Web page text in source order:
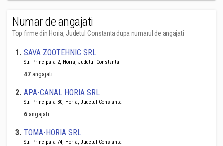
Numar de angajati
Top firme din Horia, Judetul Constanta dupa numarul de angajati
1. SAVA ZOOTEHNIC SRL
Str. Principala 2, Horia, Judetul Constanta
47 angajati
2. APA-CANAL HORIA SRL
Str. Principala 30, Horia, Judetul Constanta
6 angajati
3. TOMA-HORIA SRL
Str. Principala 74, Horia, Judetul Constanta